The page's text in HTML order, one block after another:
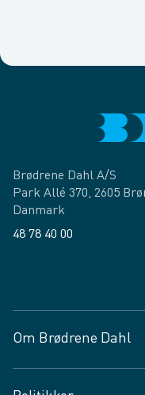
Brødrene Dahl A/S
Park Allé 370, 2605
Danmark
48 78 40 00
Om Brødrene Dahl